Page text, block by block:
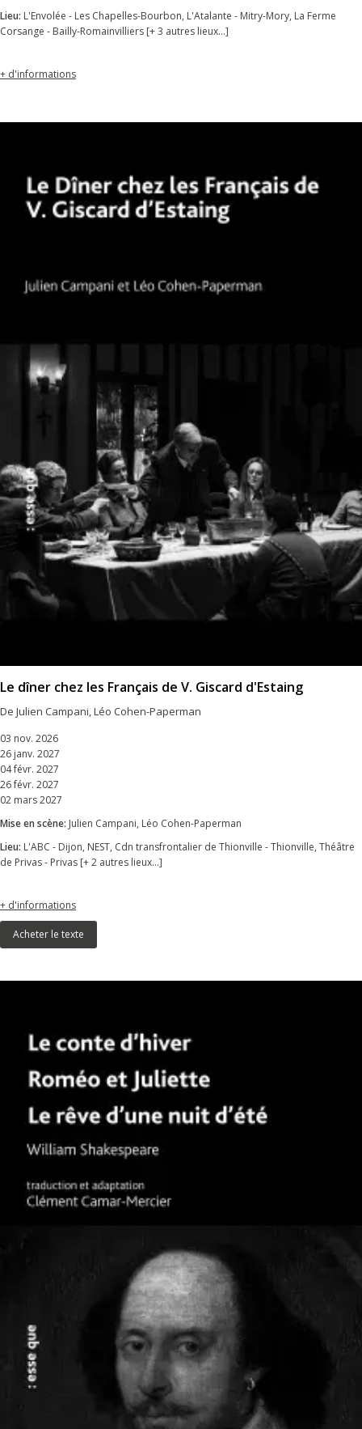
Lieu: L'Envolée - Les Chapelles-Bourbon, L'Atalante - Mitry-Mory, La Ferme
Corsange - Bailly-Romainvilliers [+ 3 autres lieux...]
+ d'informations
Le dîner chez les Français de V. Giscard d'Estaing
De Julien Campani, Léo Cohen-Paperman
03 nov. 2026
26 janv. 2027
04 févr. 2027
26 févr. 2027
02 mars 2027
Mise en scène: Julien Campani, Léo Cohen-Paperman
Lieu: L'ABC - Dijon, NEST, Cdn transfrontalier de Thionville - Thionville, Théâtre
de Privas - Privas [+ 2 autres lieux...]
+ d'informations
Acheter le texte